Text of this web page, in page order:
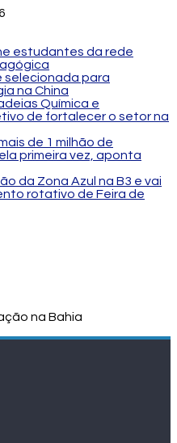
estudantes da rede
selecionada para
na China
Química e
de fortalecer o setor na
de 1 milhão de
primeira vez, aponta
da Zona Azul na B3 e vai
rotativo de Feira de
na Bahia